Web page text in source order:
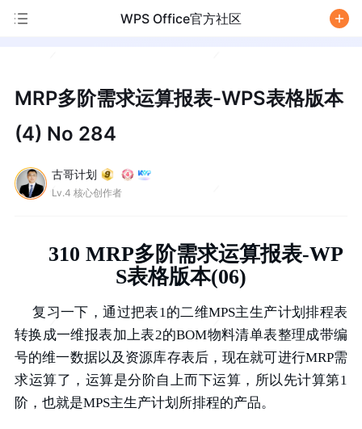
WPS Office官方社区
MRP多阶需求运算报表-WPS表格版本
(4) No 284
古哥计划
Lv.4 核心创作者
310 MRP多阶需求运算报表-WP
S表格版本(06)
复习一下，通过把表1的二维MPS主生产计划排程表
转换成一维报表加上表2的BOM物料清单表整理成带编
号的维一数据以及资源库存表后，现在就可进行MRP需
求运算了，运算是分阶自上而下运算，所以先计算第1
阶，也就是MPS主生产计划所排程的产品。